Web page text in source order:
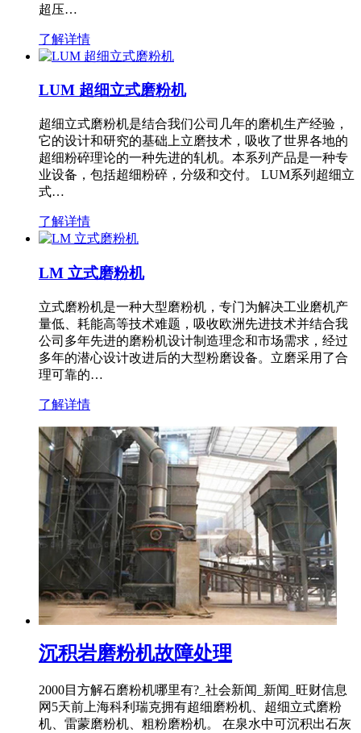
超压…
了解详情
LUM 超细立式磨粉机
超细立式磨粉机是结合我们公司几年的磨机生产经验，
它的设计和研究的基础上立磨技术，吸收了世界各地的
超细粉碎理论的一种先进的轧机。本系列产品是一种专
业设备，包括超细粉碎，分级和交付。 LUM系列超细立
式…
了解详情
LM 立式磨粉机
立式磨粉机是一种大型磨粉机，专门为解决工业磨机产
量低、耗能高等技术难题，吸收欧洲先进技术并结合我
公司多年先进的磨粉机设计制造理念和市场需求，经过
多年的潜心设计改进后的大型粉磨设备。立磨采用了合
理可靠的…
了解详情
沉积岩磨粉机故障处理
2000目方解石磨粉机哪里有?_社会新闻_新闻_旺财信息
网5天前上海科利瑞克拥有超细磨粉机、超细立式磨粉
机、雷蒙磨粉机、粗粉磨粉机。 在泉水中可沉积出石灰